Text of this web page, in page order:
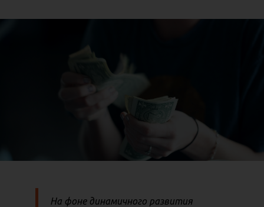
На фоне динамичного развития